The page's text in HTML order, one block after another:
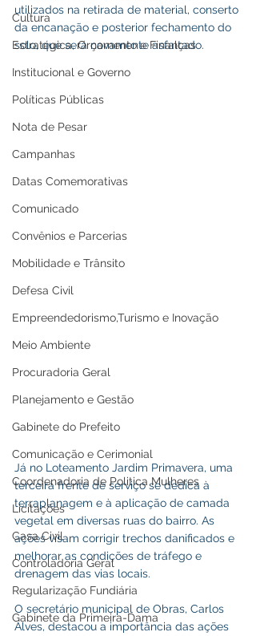
Cultura
Estratégica, Orçamento e Finanças
Institucional e Governo
Políticas Públicas
Nota de Pesar
Campanhas
Datas Comemorativas
Comunicado
Convênios e Parcerias
Mobilidade e Trânsito
Defesa Civil
Empreendedorismo,Turismo e Inovação
Meio Ambiente
Procuradoria Geral
Planejamento e Gestão
Gabinete do Prefeito
Comunicação e Cerimonial
Coordenadoria de Politica Mulheres
Licitações
Casa Civil
Controladoria Geral
Regularização Fundiária
Gabinete da Primeira-Dama
utilizados na retirada de material, conserto
da encanação e posterior fechamento do
solo, que será novamente asfaltado.
Já no Loteamento Jardim Primavera, uma
terceira frente de serviço se dedica à
terraplanagem e à aplicação de camada
vegetal em diversas ruas do bairro. As
ações visam corrigir trechos danificados e
melhorar as condições de tráfego e
drenagem das vias locais.
O secretário municipal de Obras, Carlos
Alves, destacou a importância das ações